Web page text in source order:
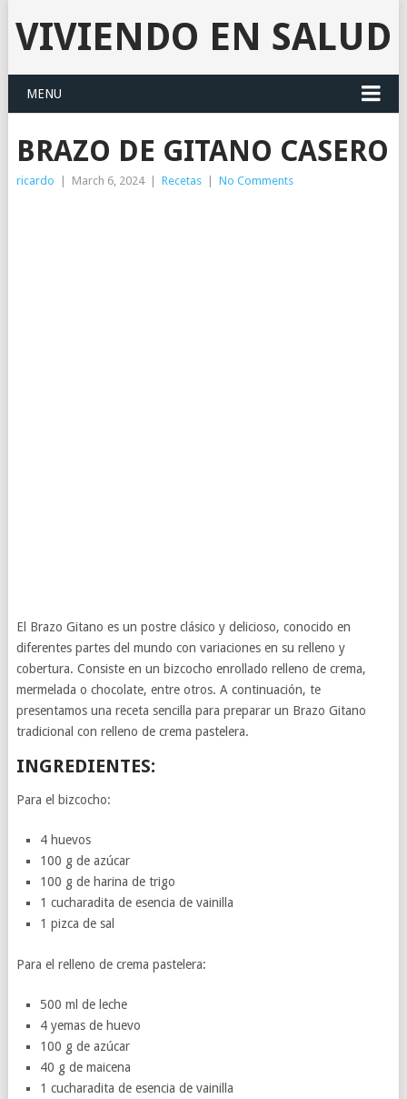
VIVIENDO EN SALUD
MENU
BRAZO DE GITANO CASERO
ricardo March 6, 2024 Recetas No Comments
El Brazo Gitano es un postre clásico y delicioso, conocido en
diferentes partes del mundo con variaciones en su relleno y
cobertura. Consiste en un bizcocho enrollado relleno de crema,
mermelada o chocolate, entre otros. A continuación, te
presentamos una receta sencilla para preparar un Brazo Gitano
tradicional con relleno de crema pastelera.
INGREDIENTES:
Para el bizcocho:
4 huevos
100 g de azúcar
100 g de harina de trigo
1 cucharadita de esencia de vainilla
1 pizca de sal
Para el relleno de crema pastelera:
500 ml de leche
4 yemas de huevo
100 g de azúcar
40 g de maicena
1 cucharadita de esencia de vainilla